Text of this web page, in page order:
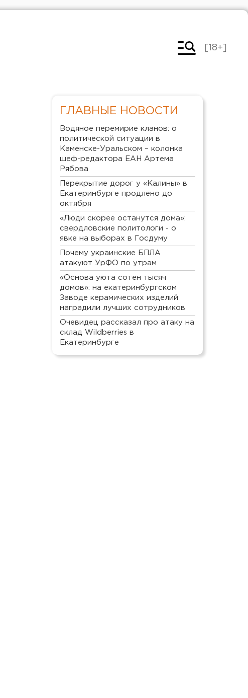
[18+]
ГЛАВНЫЕ НОВОСТИ
Водяное перемирие кланов: о
политической ситуации в
Каменске-Уральском – колонка
шеф-редактора ЕАН Артема
Рябова
Перекрытие дорог у «Калины» в
Екатеринбурге продлено до
октября
«Люди скорее останутся дома»:
свердловские политологи - о
явке на выборах в Госдуму
Почему украинские БПЛА
атакуют УрФО по утрам
«Основа уюта сотен тысяч
домов»: на екатеринбургском
Заводе керамических изделий
наградили лучших сотрудников
Очевидец рассказал про атаку на
склад Wildberries в
Екатеринбурге